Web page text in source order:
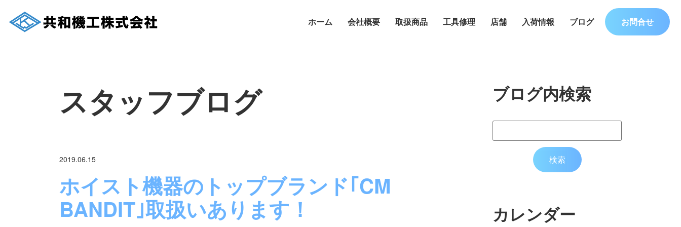
ホーム 会社概要 取扱商品 工具修理 店舗 入荷情報 ブログ お問合せ
スタッフブログ
2019.06.15
ホイスト機器のトップブランド｢CM
BANDIT｣取扱いあります！
ブログ内検索
カレンダー